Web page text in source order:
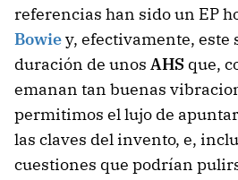
referencias han sido un EP
Bowiey, efectivamente, este
duración de unos AHS que,
emanan tan buenas
permitimos el lujo de
las claves del invento, e,
cuestiones que podrían